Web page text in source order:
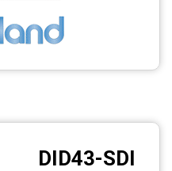
DID43-SDI